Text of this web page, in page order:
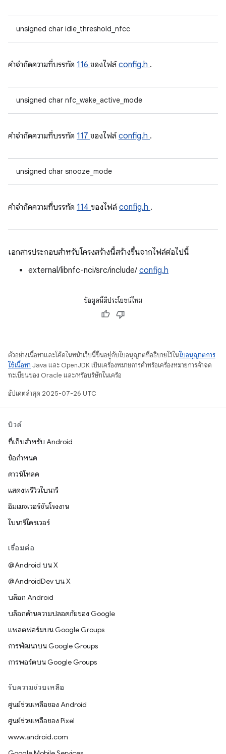
unsigned char idle_threshold_nfcc
คําจํากัดความที่บรรทัด 116 ของไฟล์config.h .
unsigned char nfc_wake_active_mode
คําจํากัดความที่บรรทัด 117 ของไฟล์config.h .
unsigned char snooze_mode
คําจํากัดความที่บรรทัด 114 ของไฟล์config.h .
เอกสารประกอบสำหรับโครงสร้างนี้สร้างขึ้นจากไฟล์ต่อไปนี้
external/libnfc-nci/src/include/ config.h
ข้อมูลนี้มีประโยชน์ไหม
ตัวอย่างเนื้อหาและโค้ดในหน้าเว็บนี้ขึ้นอยู่กับใบอนุญาตที่อธิบายไว้ในใบอนุญาตการ
ใช้เนื้อหา Java และ OpenJDK เป็นเครื่องหมายการค้าหรือเครื่องหมายการค้าจด
ทะเบียนของ Oracle และ/หรือบริษัทในเครือ
อัปเดตล่าสุด 2025-07-26 UTC
บิวด์
ที่เก็บสำหรับ Android
ข้อกำหนด
ดาวน์โหลด
แสดงพรีวิวไบนารี
อิมเมจเวอร์ชันโรงงาน
ไบนารีไดรเวอร์
เชื่อมต่อ
@Android บน X
@AndroidDev บน X
บล็อก Android
บล็อกด้านความปลอดภัยของ Google
แพลตฟอร์มบน Google Groups
การพัฒนาบน Google Groups
การพอร์ตบน Google Groups
รับความช่วยเหลือ
ศูนย์ช่วยเหลือของ Android
ศูนย์ช่วยเหลือของ Pixel
www.android.com